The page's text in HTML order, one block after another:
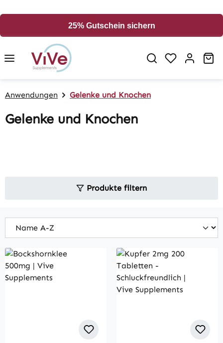
25% Gutschein sichern
Anwendungen Gelenke und Knochen
Gelenke und Knochen
Produkte filtern